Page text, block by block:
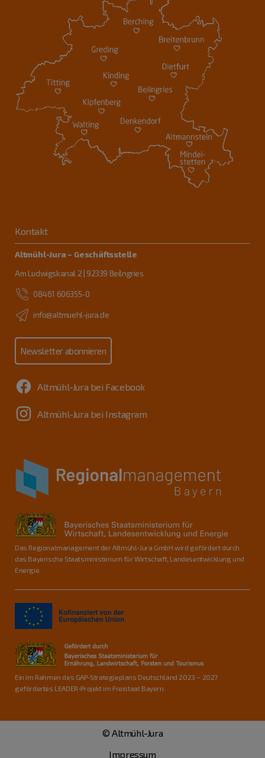
Kontakt
Altmühl-Jura – Geschäftsstelle
Am Ludwigskanal 2 | 92339 Beilngries
08461 606355-0
info@altmuehl-jura.de
Newsletter abonnieren
Altmühl-Jura bei Facebook
Altmühl-Jura bei Instagram
Das Regionalmanagement der Altmühl-Jura GmbH wird gefördert durch
das Bayerische Staatsministerium für Wirtschaft, Landesentwicklung und
Energie.
Ein im Rahmen des GAP-Strategieplans Deutschland 2023 – 2027
gefördertes LEADER-Projekt im Freistaat Bayern.
© Altmühl-Jura
Impressum